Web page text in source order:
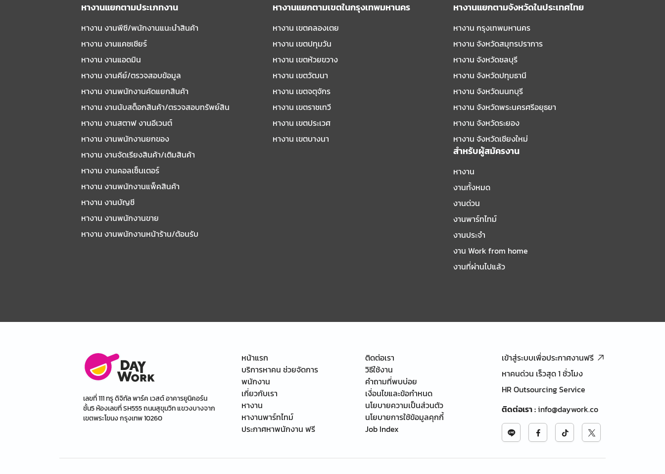
หางานแยกตามประเภทงาน
หางาน งานพีซี/พนักงานแนะนําสินค้า
หางาน งานแคชเชียร์
หางาน งานแอดมิน
หางาน งานคีย์/ตรวจสอบข้อมูล
หางาน งานพนักงานคัดแยกสินค้า
หางาน งานนับสต็อกสินค้า/ตรวจสอบทรัพย์สิน
หางาน งานสตาฟ งานอีเวนต์
หางาน งานพนักงานยกของ
หางาน งานจัดเรียงสินค้า/เติมสินค้า
หางาน งานคอลเซ็นเตอร์
หางาน งานพนักงานแพ็คสินค้า
หางาน งานบัญชี
หางาน งานพนักงานขาย
หางาน งานพนักงานหน้าร้าน/ต้อนรับ
หางานแยกตามเขตในกรุงเทพมหานคร
หางาน เขตคลองเตย
หางาน เขตปทุมวัน
หางาน เขตห้วยขวาง
หางาน เขตวัฒนา
หางาน เขตจตุจักร
หางาน เขตราชเทวี
หางาน เขตประเวศ
หางาน เขตบางนา
หางานแยกตามจังหวัดในประเทศไทย
หางาน กรุงเทพมหานคร
หางาน จังหวัดสมุทรปราการ
หางาน จังหวัดชลบุรี
หางาน จังหวัดปทุมธานี
หางาน จังหวัดนนทบุรี
หางาน จังหวัดพระนครศรีอยุธยา
หางาน จังหวัดระยอง
หางาน จังหวัดเชียงใหม่
สำหรับผู้สมัครงาน
หางาน
งานทั้งหมด
งานด่วน
งานพาร์ทไทม์
งานประจำ
งาน Work from home
งานที่ผ่านไปแล้ว
เลขที่ 111 ทรู ดิจิทัล พาร์ค เวสต์ อาคารยูนิคอร์น
ชั้น5 ห้องเลขที่ SH555 ถนนสุขุมวิท แขวงบางจาก
เขตพระโขนง กรุงเทพ 10260
หน้าแรก
บริการหาคน ช่วยจัดการ
พนักงาน
เกี่ยวกับเรา
หางาน
หางานพาร์ทไทม์
ประกาศหาพนักงาน ฟรี
ติดต่อเรา
วิธีใช้งาน
คำถามที่พบบ่อย
เงื่อนไขและข้อกำหนด
นโยบายความเป็นส่วนตัว
นโยบายการใช้ข้อมูลคุกกี้
Job Index
เข้าสู่ระบบเพื่อประกาศงานฟรี
หาคนด่วน เร็วสุด 1 ชั่วโมง
HR Outsourcing Service
ติดต่อเรา:info@daywork.co